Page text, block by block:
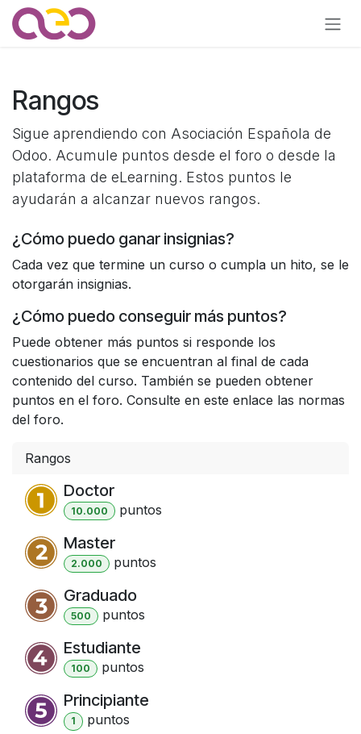
Ir al contenido
Rangos
Sigue aprendiendo con Asociación Española de
Odoo. Acumule puntos desde el foro o desde la
plataforma de eLearning. Estos puntos le
ayudarán a alcanzar nuevos rangos.
¿Cómo puedo ganar insignias?
Cada vez que termine un curso o cumpla un hito, se le
otorgarán insignias.
¿Cómo puedo conseguir más puntos?
Puede obtener más puntos si responde los
cuestionarios que se encuentran al final de cada
contenido del curso. También se pueden obtener
puntos en el foro. Consulte en este enlace las normas
del foro.
Rangos
Doctor
10.000 puntos
Master
2.000 puntos
Graduado
500 puntos
Estudiante
100 puntos
Principiante
1 puntos